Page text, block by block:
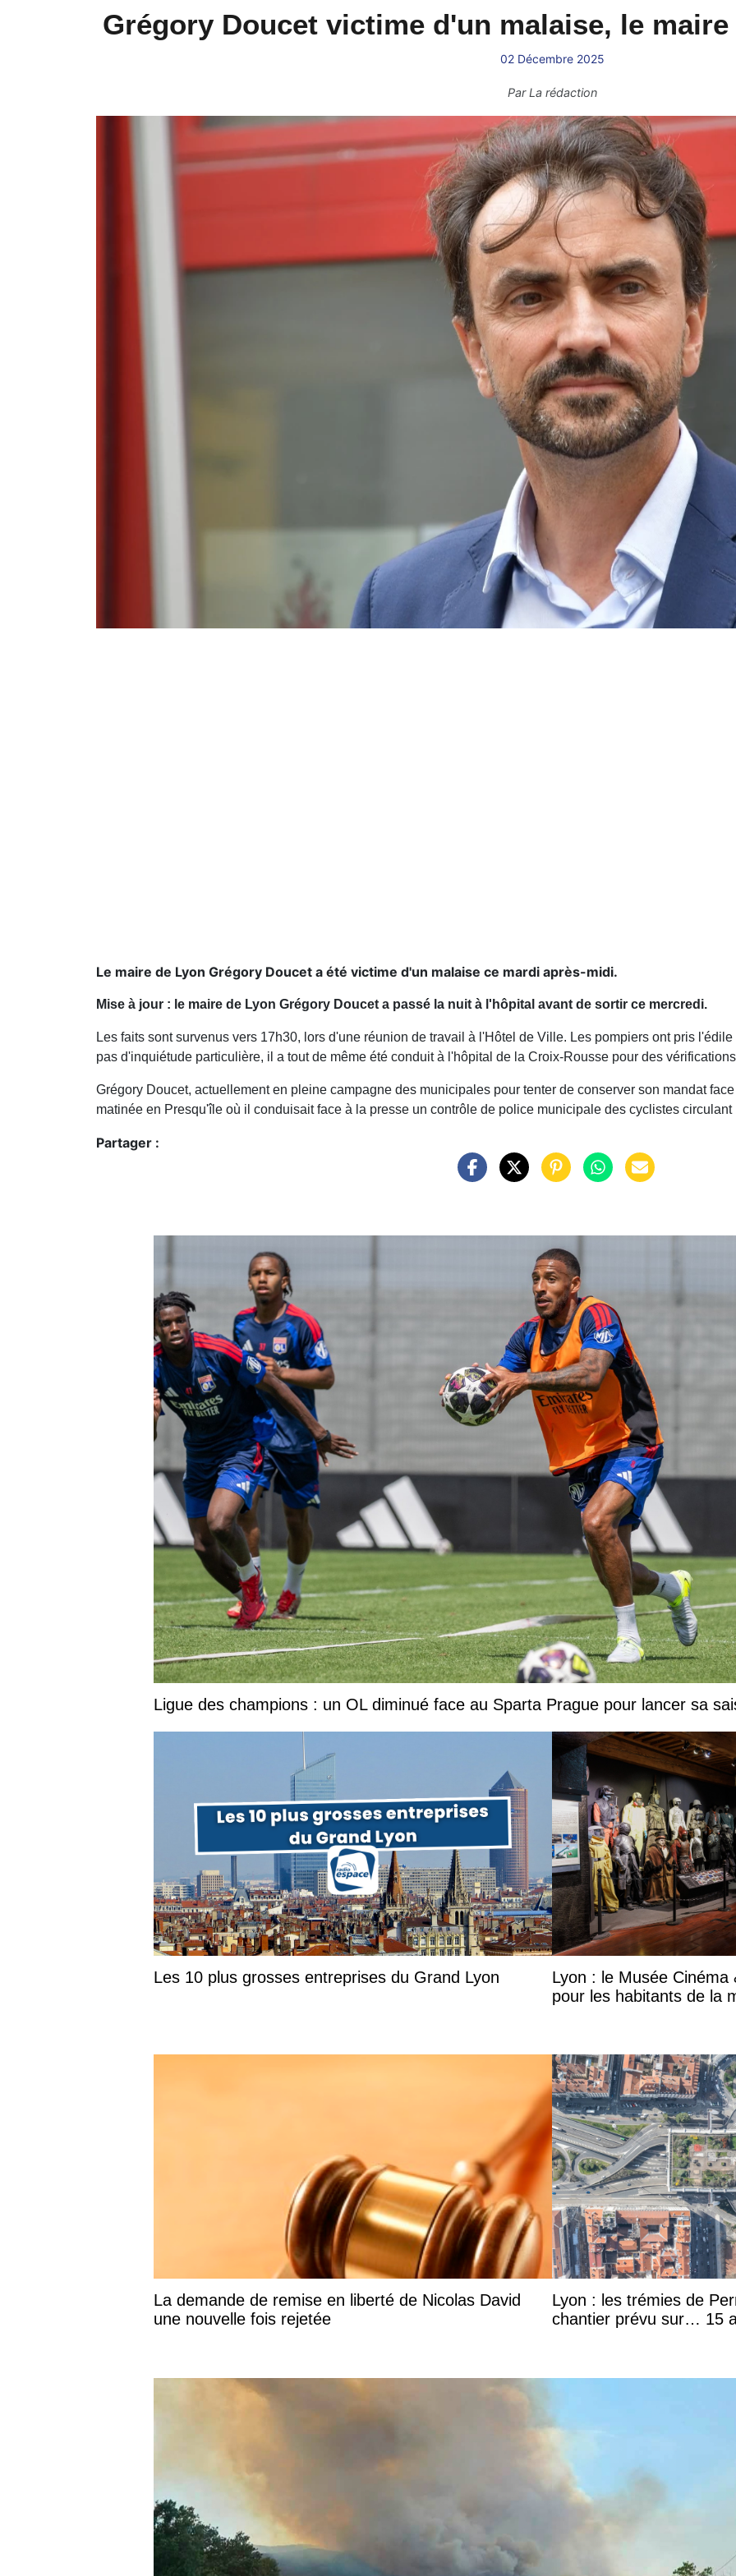
Grégory Doucet victime d'un malaise, le
02 Décembre 2025
ParLa rédaction
Le maire de Lyon Grégory Doucet a été victime d'un malaise ce mardi après-midi.
Mise à jour : le maire de Lyon Grégory Doucet a passé la nuit à l'hôpital avant de sortir ce mercredi.
Les faits sont survenus vers 17h30, lors d'une réunion de travail à l'Hôtel de Ville. Les pompiers ont pris
pas d'inquiétude particulière, il a tout de même été conduit à l'hôpital de la Croix-Rousse pour des
Grégory Doucet, actuellement en pleine campagne des municipales pour tenter de conserver son mandat
matinée en Presqu'île où il conduisait face à la presse un contrôle de police municipale des cyclistes
Partager :
Ligue des champions : un OL diminué face au Sparta Prague pour lancer sa
Les 10 plus grosses entreprises du Grand Lyon
Lyon : le Musée
pour les habitants de la
La demande de remise en liberté de Nicolas David
une nouvelle fois rejetée
Lyon : les trémies de
chantier prévu sur… 15